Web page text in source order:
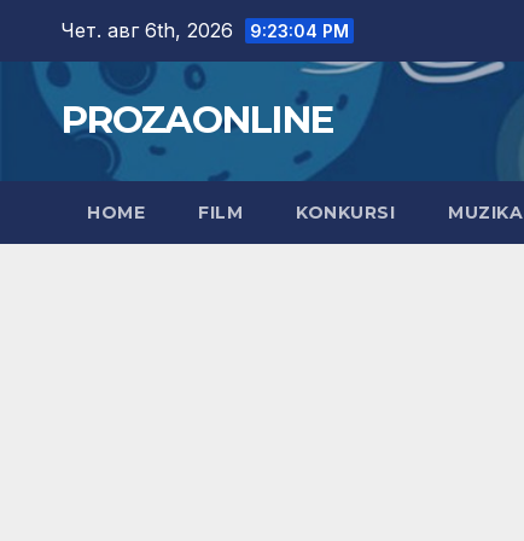
content
Чет. авг 6th, 2026 9:23:05 PM
PROZAONLINE
HOME FILM KONKURSI MUZIKA